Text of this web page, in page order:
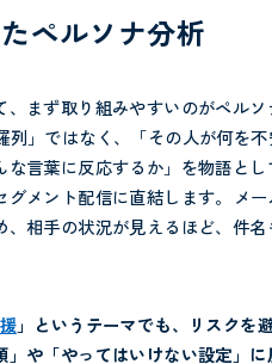
ペルソナ分析
まず取り組みやすいのがペルソ
列」ではなく、「その人が何を
言葉に反応するか」を物語とし
メント配信に直結します。
メ
相手の状況が見えるほど、件名
」というテーマでも、リスクを
や「やってはいけない設定」に